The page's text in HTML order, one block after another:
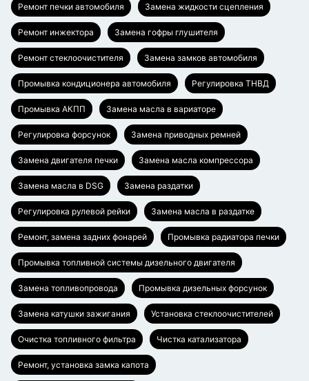
Ремонт печки автомобиля Замена жидкости сцепления
Ремонт инжектора Замена гофры глушителя
Ремонт стеклоочистителя Замена замков автомобиля
Промывка кондиционера автомобиля Регулировка ТНВД
Промывка АКПП Замена масла в вариаторе
Регулировка форсунок Замена приводных ремней
Замена двигателя печки Замена масла компрессора
Замена масла в DSG Замена раздатки
Регулировка рулевой рейки Замена масла в раздатке
Ремонт, замена задних фонарей Промывка радиатора печки
Промывка топливной системы дизельного двигателя
Замена топливопровода Промывка дизельных форсунок
Замена катушки зажигания Установка стеклоочистителей
Очистка топливного фильтра Чистка катализатора
Ремонт, установка замка капота